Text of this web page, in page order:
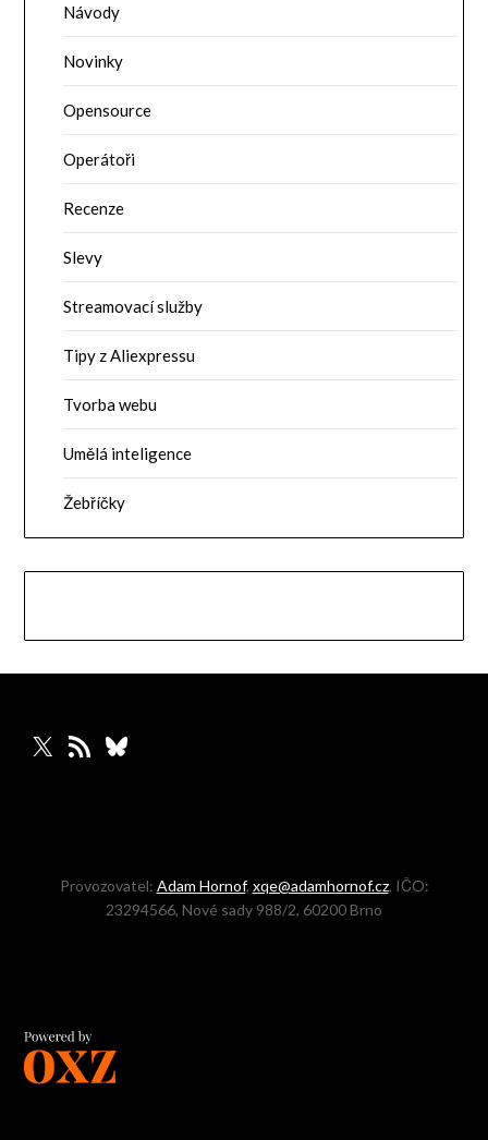
Návody
Novinky
Opensource
Operátoři
Recenze
Slevy
Streamovací služby
Tipy z Aliexpressu
Tvorba webu
Umělá inteligence
Žebříčky
X RSS zdrojBluesky
Provozovatel: Adam Hornof, xqe@adamhornof.cz, IČO:
23294566, Nové sady 988/2, 60200 Brno